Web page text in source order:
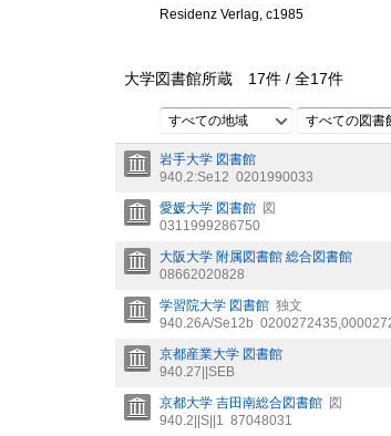
Residenz Verlag, c1985
大学図書館所蔵 17件 / 全17件
すべての地域 すべての図書
岩手大学 図書館
940.2:Se12 0201990033
愛媛大学 図書館 図
0311999286750
大阪大学 附属図書館 総合図書館
08662020828
学習院大学 図書館 独文
940.26A/Se12b
京都産業大学 図書館
940.27||SEB
京都大学 吉田南総合図書館 図
940.2||S||1 87048031